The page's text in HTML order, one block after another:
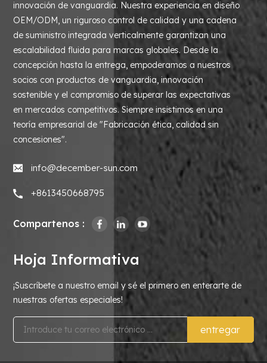
innovación de vanguardia. Nuestra experiencia en diseño
OEM/ODM, un riguroso control de calidad y una cadena
de suministro integrada verticalmente garantizan una
escalabilidad fluida para marcas globales. Desde la
concepción hasta la entrega, empoderamos a nuestros
socios con productos de vanguardia, innovación
sostenible y el compromiso de superar las expectativas
en mercados competitivos. Siempre insistimos en una
teoría empresarial de "Fabricación ética, calidad sin
concesiones".
info@december-sun.com
+8613450668795
Compartenos :
Hoja Informativa
¡Suscríbete a nuestro email y sé el primero en enterarte de
nuestras ofertas especiales!
entregar